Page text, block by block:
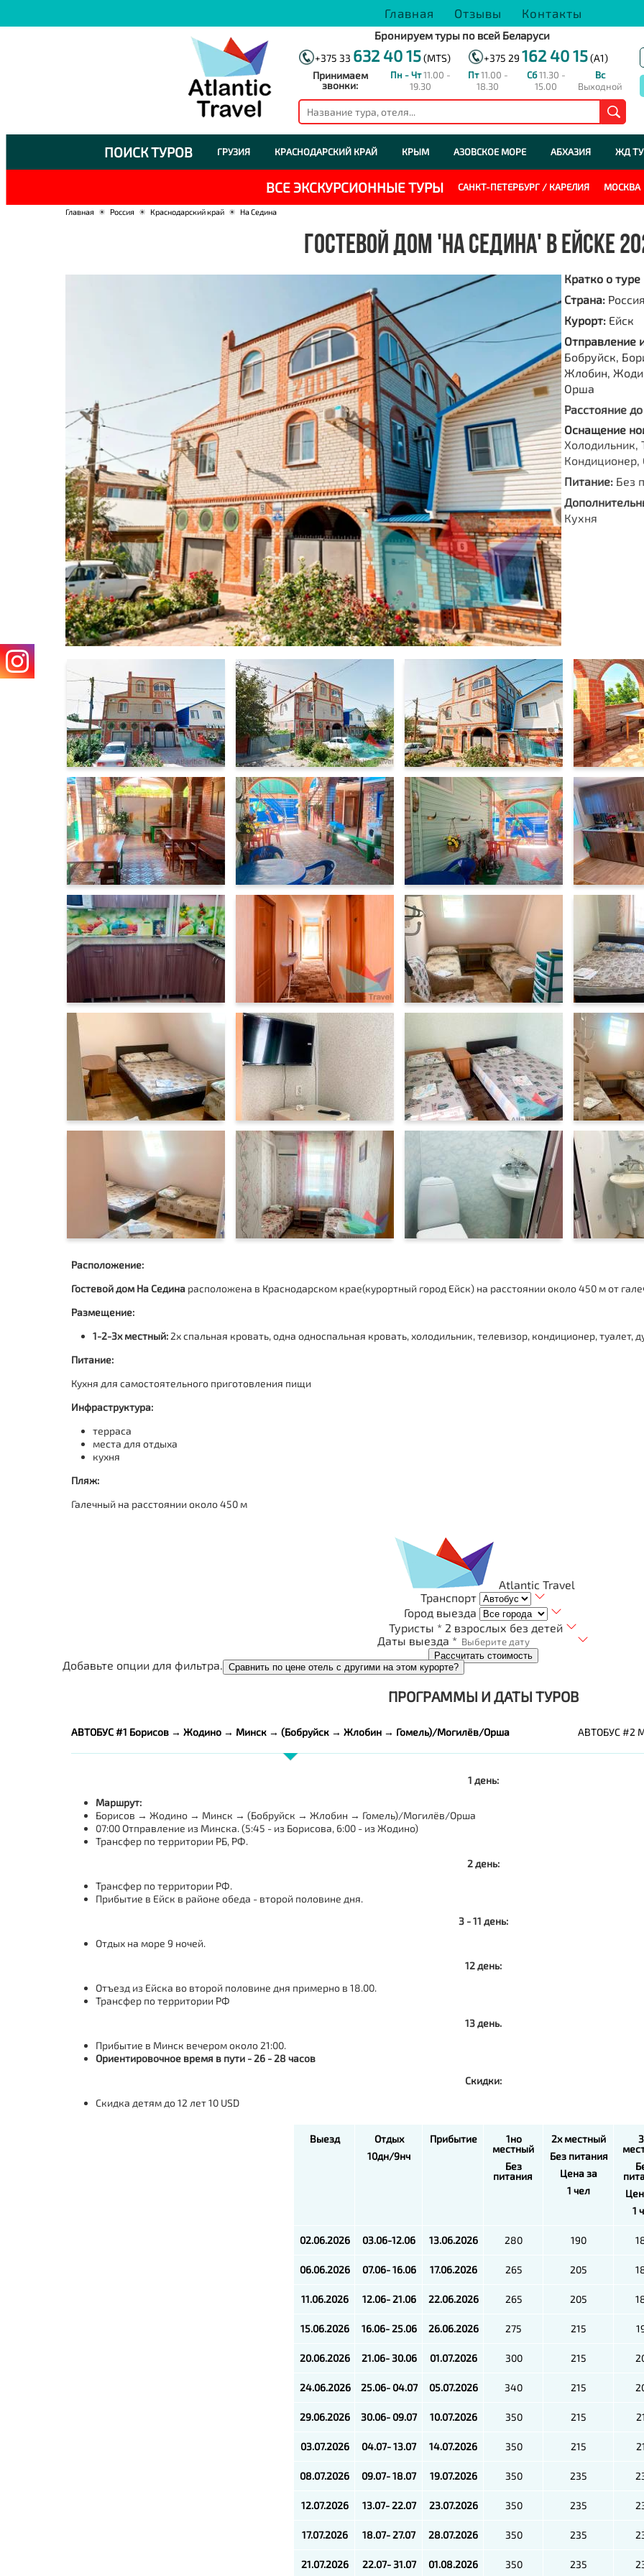
Главная Отзывы Контакты
Бронируем туры по всей Беларуси
+375 33 632 40 15(MTS) +375 29 162 40 15(A1)
Принимаем
звонки:
Пн - Чт11.00 -
19.30
Пт11.00 -
18.30
Сб11.30 -
15.00
Вс
Выходной
ПОИСК ТУРОВ ГРУЗИЯ КРАСНОДАРСКИЙ КРАЙ КРЫМ АЗОВСКОЕ МОРЕ АБХАЗИЯ ЖД
ВСЕ ЭКСКУРСИОННЫЕ ТУРЫ САНКТ-ПЕТЕРБУРГ / КАРЕЛИЯ МОСКВА
Главная ☀ Россия ☀ Краснодарский край ☀ На Седина
ГОСТЕВОЙ ДОМ 'НА СЕДИНА' В ЕЙСКЕ
Кратко о туре
Страна: Россия
Курорт: Ейск
Отправление
Бобруйск,
Жлобин,
Орша
Расстояние
Оснащение
Холодильник,
Кондиционер,
Питание:Без
Кухня
Расположение:
Гостевой дом На Сединарасположена в Краснодарском крае(курортный город Ейск)на расстоянии около 450 м от
Размещение:
1-2-3х местный: 2х спальная кровать, одна односпальная кровать, холодильник, телевизор, кондиционер, туалет,
Питание:
Кухня для самостоятельного приготовления пищи
Инфраструктура:
терраса
места для отдыха
кухня
Пляж:
Галечный на расстоянии около 450 м
Atlantic Travel
Транспорт
Город выезда
Туристы * 2 взрослых без детей
Даты выезда *
Рассчитать стоимость
Добавьте опции для фильтра. Сравнить по цене отель с другими на этом курорте?
ПРОГРАММЫ И ДАТЫ ТУРОВ
АВТОБУС #1 Борисов → Жодино → Минск → (Бобруйск → Жлобин → Гомель)/Могилёв/Орша АВТОБУС #2
1 день:
Маршрут:
Борисов → Жодино → Минск → (Бобруйск → Жлобин → Гомель)/Могилёв/Орша
07:00 Отправление из Минска. (5:45 - из Борисова, 6:00 - из Жодино)
Трансфер по территории РБ, РФ.
2 день:
Трансфер по территории РФ.
Прибытие в Ейск в районе обеда - второй половине дня.
3 - 11 день:
Отдых на море 9 ночей.
12 день:
Отъезд из Ейска во второй половине дня примерно в 18.00.
Трансфер по территории РФ
13 день.
Прибытие в Минск вечером около 21:00.
Ориентировочное время в пути - 26 - 28 часов
Скидки:
Скидка детям до 12 лет 10 USD
Выезд
Отдых
10дн/9нч
Прибытие
1но
местный
Без
питания
2х местный
Без питания
Цена за
1 чел
1
02.06.2026 03.06-12.06 13.06.2026 280 190
06.06.2026 07.06- 16.06 17.06.2026 265 205
11.06.2026 12.06- 21.06 22.06.2026 265 205
15.06.2026 16.06- 25.06 26.06.2026 275 215
20.06.2026 21.06- 30.06 01.07.2026 300 215
24.06.2026 25.06- 04.07 05.07.2026 340 215
29.06.2026 30.06- 09.07 10.07.2026 350 215
03.07.2026 04.07- 13.07 14.07.2026 350 215
08.07.2026 09.07- 18.07 19.07.2026 350 235
12.07.2026 13.07- 22.07 23.07.2026 350 235
17.07.2026 18.07- 27.07 28.07.2026 350 235
21.07.2026 22.07- 31.07 01.08.2026 350 235